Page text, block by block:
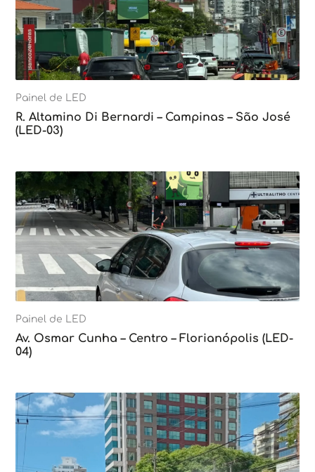
Painel de LED
R. Altamino Di Bernardi – Campinas – São José
(LED-03)
Painel de LED
Av. Osmar Cunha – Centro – Florianópolis (LED-
04)